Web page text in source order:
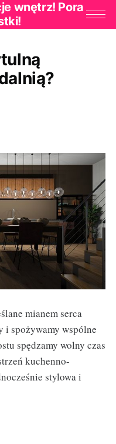
wnętrz! Pora
mianem serca
i spożywamy wspólne
spędzamy wolny czas
kuchenno-
stylowa i